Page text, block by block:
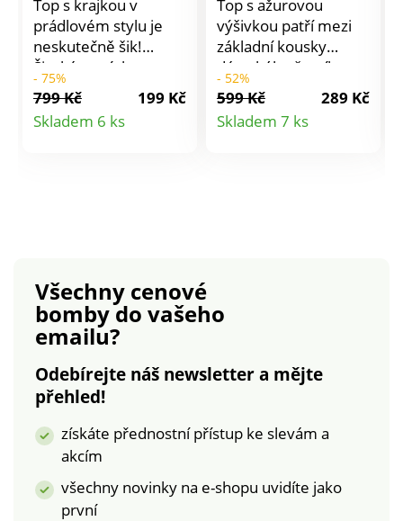
Top s krajkou v
prádlovém stylu je
neskutečně šik!
Široká ramínka
zdobená krajkou. Ve
vzdušném střihu s
prsními záševky.
- 75%
799 Kč
199 Kč
Skladem 6 ks
Detail
Top s ažurovou
výšivkou patří mezi
základní kousky
dámského šatníku.
Vpředu výstřih do "V"
s výšivkou tón v tónu
a vlnkovaným
- 52%
599 Kč
289 Kč
Skladem 7 ks
Detail
Všechny cenové
bombydo vašeho
emailu?
Odebírejte náš newsletter a mějte
přehled!
získáte přednostní přístup ke slevám a
akcím
všechny novinky na e-shopu uvidíte jako
první